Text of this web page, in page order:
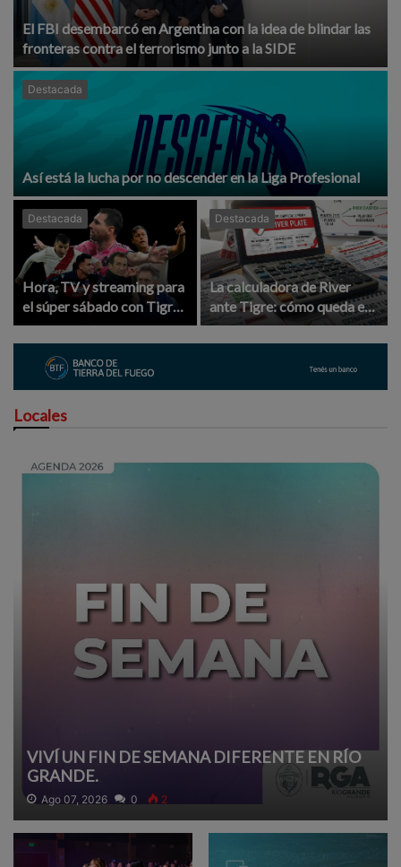
El FBI desembarcó en Argentina con la idea de blindar las
fronteras contra el terrorismo junto a la SIDE
Destacada
Así está la lucha por no descender en la Liga Profesional
Destacada
Hora, TV y streaming para
el súper sábado con Tigre -
River, Boca - Vélez y Messi
Destacada
La calculadora de River
ante Tigre: cómo queda en
la Tabla Anual si gana,
empata o pierde y por qué
ni con los tres puntos entra
Locales
VIVÍ UN FIN DE SEMANA DIFERENTE EN RÍO
GRANDE.
Ago 07, 2026 0 2